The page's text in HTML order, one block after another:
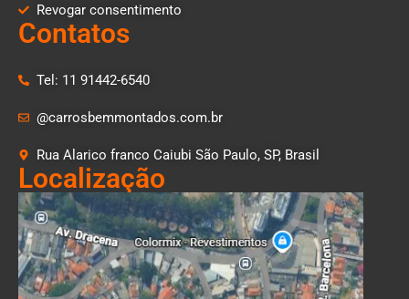
Revogar consentimento
Contatos
Tel: 11 91442-6540
@carrosbemmontados.com.br
Rua Alarico franco Caiubi São Paulo, SP, Brasil
Localização